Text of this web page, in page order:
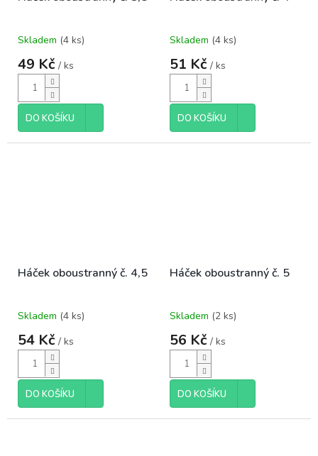
Skladem (4 ks)
49 Kč / ks
DO KOŠÍKU
Skladem (4 ks)
51 Kč / ks
DO KOŠÍKU
Háček oboustranný č. 4,5
Skladem (4 ks)
54 Kč / ks
DO KOŠÍKU
Háček oboustranný č. 5
Skladem (2 ks)
56 Kč / ks
DO KOŠÍKU